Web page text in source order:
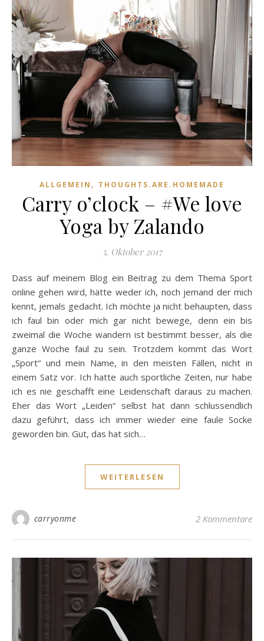
ALLGEMEIN , THOUGHTS.ARE.HOMEMADE
Carry o’clock – #We love
Yoga by Zalando
5. Oktober 2017
Dass auf meinem Blog ein Beitrag zu dem Thema Sport
online gehen wird, hätte weder ich, noch jemand der mich
kennt, jemals gedacht. Ich möchte ja nicht behaupten, dass
ich faul bin oder mich gar nicht bewege, denn ein bis
zweimal die Woche wandern ist bestimmt besser, als die
ganze Woche faul zu sein. Trotzdem kommt das Wort
„Sport“ und mein Name, in den meisten Fällen, nicht in
einem Satz vor. Ich hatte auch sportliche Zeiten, nur habe
ich es nie geschafft eine Leidenschaft daraus zu machen.
Eher das Wort „Leiden“ selbst hat dann schlussendlich
dazu geführt, dass ich immer wieder eine faule Socke
geworden bin. Gut, das hat sich…
WEITERLESEN
carryonme 2 Kommentare